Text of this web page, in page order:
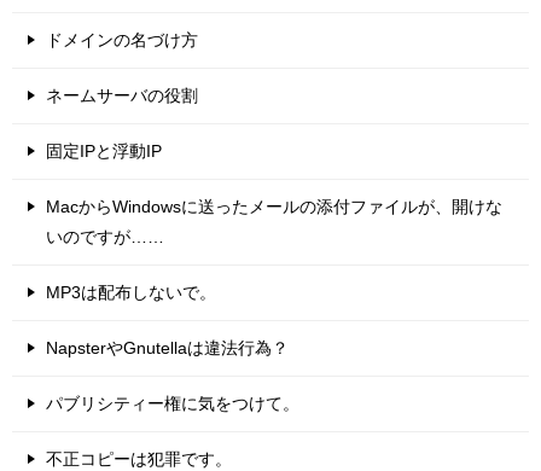
ドメインの名づけ方
ネームサーバの役割
固定IPと浮動IP
MacからWindowsに送ったメールの添付ファイルが、開けな
いのですが……
MP3は配布しないで。
NapsterやGnutellaは違法行為？
パブリシティー権に気をつけて。
不正コピーは犯罪です。